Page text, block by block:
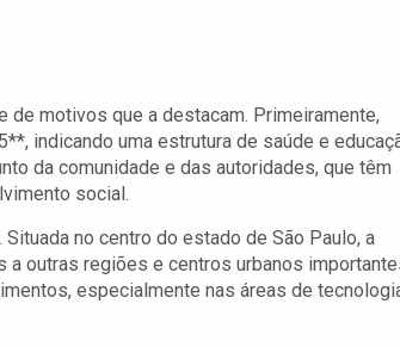
de motivos que a destacam. Primeiramente,
indicando uma estrutura de saúde e
da comunidade e das autoridades, que têm
social.
no centro do estado de São Paulo, a
outras regiões e centros urbanos
especialmente nas áreas de